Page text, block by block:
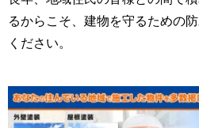
るからこそ、建物を守るための
ください。